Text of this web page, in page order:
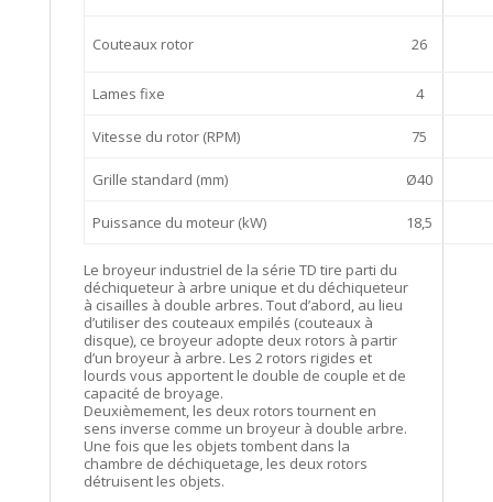
Couteaux rotor 26
Lames fixe 4
Vitesse du rotor (RPM) 75
Grille standard (mm) Ø40
Puissance du moteur (kW) 18,5
Le broyeur industriel de la série TD tire parti du
déchiqueteur à arbre unique et du déchiqueteur
à cisailles à double arbres. Tout d’abord, au lieu
d’utiliser des couteaux empilés (couteaux à
disque), ce broyeur adopte deux rotors à partir
d’un broyeur à arbre. Les 2 rotors rigides et
lourds vous apportent le double de couple et de
capacité de broyage.
Deuxièmement, les deux rotors tournent en
sens inverse comme un broyeur à double arbre.
Une fois que les objets tombent dans la
chambre de déchiquetage, les deux rotors
détruisent les objets.